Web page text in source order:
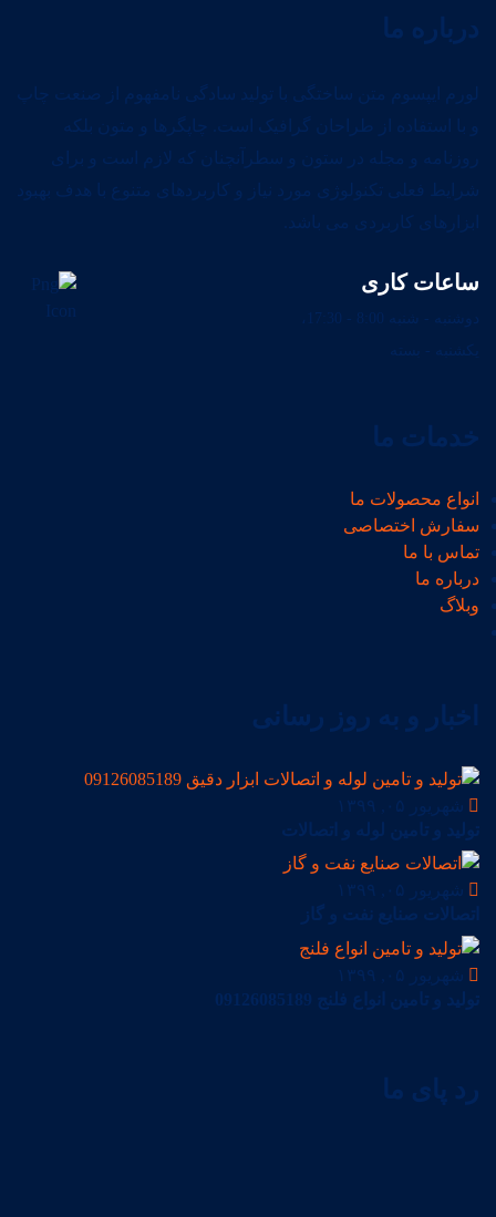
درباره ما
لورم ایپسوم متن ساختگی با تولید سادگی نامفهوم از صنعت چاپ
و با استفاده از طراحان گرافیک است. چاپگرها و متون بلکه
روزنامه و مجله در ستون و سطرآنچنان که لازم است و برای
شرایط فعلی تکنولوژی مورد نیاز و کاربردهای متنوع با هدف بهبود
ابزارهای کاربردی می باشد.
ساعات کاری
دوشنبه - شنبه 8:00 - 17:30،
یکشنبه - بسته
خدمات ما
انواع محصولات ما
سفارش اختصاصی
تماس با ما
درباره ما
وبلاگ
اخبار و به روز رسانی
شهریور ۰۵, ۱۳۹۹
تولید و تامین لوله و اتصالات
شهریور ۰۵, ۱۳۹۹
اتصالات صنایع نفت و گاز
شهریور ۰۵, ۱۳۹۹
تولید و تامین انواع فلنج 09126085189
رد پای ما